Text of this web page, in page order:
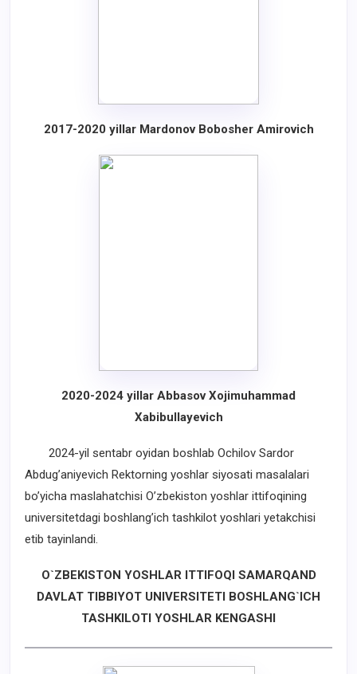
2017-2020 yillar Mardonov Bobosher Amirovich
2020-2024 yillar Abbasov Xojimuhammad
Xabibullayevich
2024-yil sentabr oyidan boshlab Ochilov Sardor
Abdug’aniyevich Rektorning yoshlar siyosati masalalari
bo’yicha maslahatchisi O’zbekiston yoshlar ittifoqining
universitetdagi boshlang’ich tashkilot yoshlari yetakchisi
etib tayinlandi.
O`ZBEKISTON YOSHLAR ITTIFOQI SAMARQAND
DAVLAT TIBBIYOT UNIVERSITETI BOSHLANG`ICH
TASHKILOTI YOSHLAR KENGASHI